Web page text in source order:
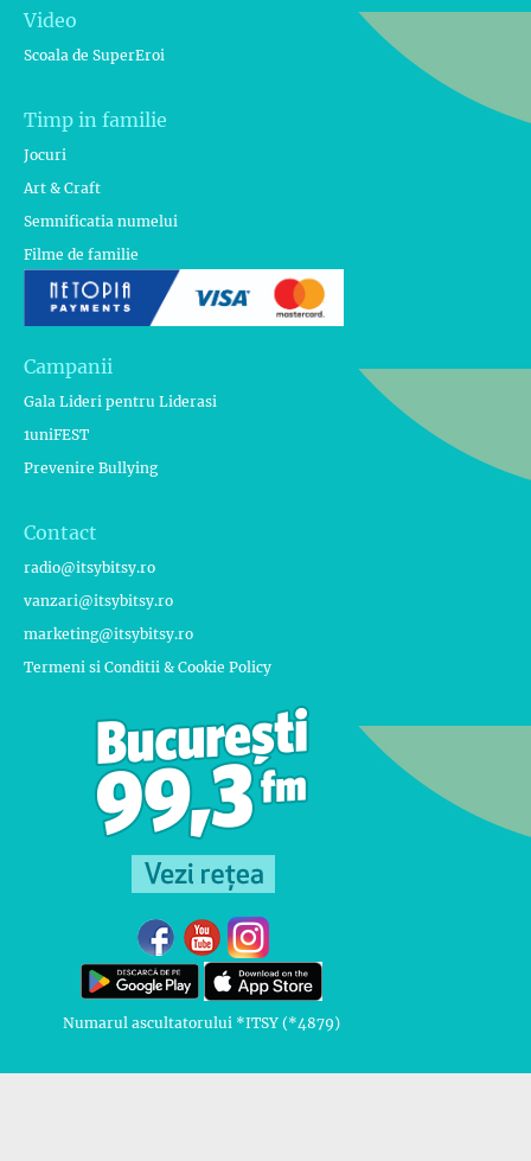
Video
Scoala de SuperEroi
Timp in familie
Jocuri
Art & Craft
Semnificatia numelui
Filme de familie
Campanii
Gala Lideri pentru Liderasi
1uniFEST
Prevenire Bullying
Contact
radio@itsybitsy.ro
vanzari@itsybitsy.ro
marketing@itsybitsy.ro
Termeni si Conditii & Cookie Policy
Numarul ascultatorului *ITSY (*4879)